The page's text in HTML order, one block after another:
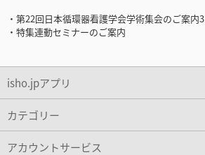
・第22回日本循環器看護学会学術集会のご案内3
・特集連動セミナーのご案内
isho.jpアプリ
カテゴリー
アカウントサービス